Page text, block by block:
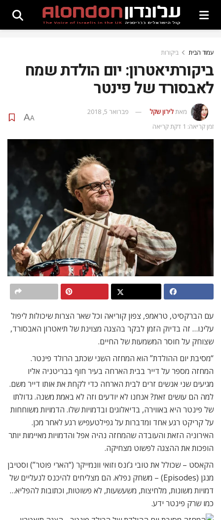
עמוד הבית ביקורות
ביקורתיאטרון: יום הולדת שמח
לאבסורד של פינטר
מאתלירון שקל
פברואר 5, 2018
זמן קריאה: 1 דקת קריאה
A
A
עם הברקסיט, טראמפ, צפון קוריאה וכל שאר הצרות שיכולות ליפול
עלינו… זה בדיוק הזמן לבקר בהצגה מצוינת של תיאטרון האבסורד,
שצוחק על חוסר המשמעות של החיים.
“מסיבת יום ההולדת” הוא המחזה השני שכתב הרולד פינטר.
המחזה מספר על דייר בבית הארחה בעיר חוף בבריטניה אליו
מגיעים שני אנשים זרים לבית הארחה כדי לקחת את אותו דייר משם.
למה הם עושים זאת? אנחנו לא יודעים וזה לא באמת משנה. גדולתו
של פינטר היא באווירה, בדיאלוגים ובדמויות שלו. הדמויות משוחחות
על קריקט רגע אחד ומדברות על גפילטעפיש רגע לאחר מכן.
האירוניה הזאת והעובדה שהמחזה נהיה אפל והדמויות מאיימות יותר
הופכות את ההצגה לפשוט מצחיקה.
הקאסט – שכולל את טובי ג’ונס וזואי וונמייקר (“הארי פוטר”) וסטיבן
מנגן (Episodes) – משחק נפלא. הם מצליחים להיכנס לנעליים של
דמויות משונות, מלחיצות, משעשעות, לא פשוטות, וכתובות להפליא…
כמו שרק פינטר ידע.